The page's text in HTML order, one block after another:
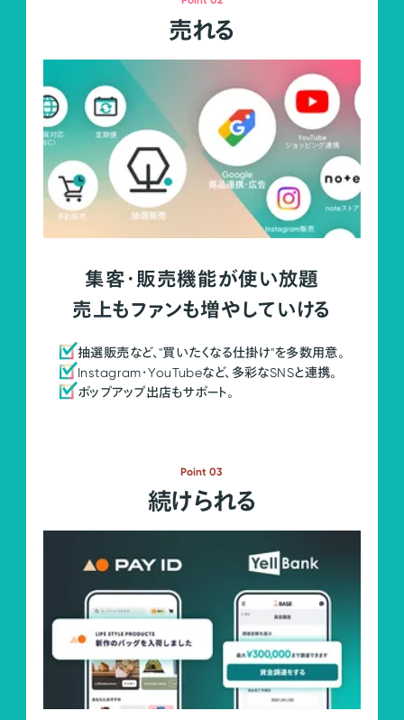
売れる
集客・販売機能が使い放題
売上もファンも増やしていける
抽選販売など、"買いたくなる仕掛け"を多数用意。
Instagram・YouTubeなど、多彩なSNSと連携。
ポップアップ出店もサポート。
Point 03
続けられる